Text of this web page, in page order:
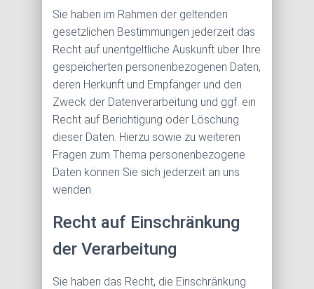
Sie haben im Rahmen der geltenden
gesetzlichen Bestimmungen jederzeit das
Recht auf unentgeltliche Auskunft über Ihre
gespeicherten personenbezogenen Daten,
deren Herkunft und Empfänger und den
Zweck der Datenverarbeitung und ggf. ein
Recht auf Berichtigung oder Löschung
dieser Daten. Hierzu sowie zu weiteren
Fragen zum Thema personenbezogene
Daten können Sie sich jederzeit an uns
wenden.
Recht auf Einschränkung
der Verarbeitung
Sie haben das Recht, die Einschränkung